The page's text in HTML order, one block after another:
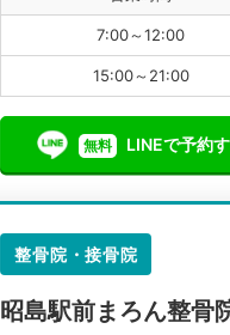
7:00～12:00
15:00～21:00
無料 LINEで予約
整骨院・接骨院
昭島駅前まろん整骨